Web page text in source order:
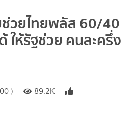
ช่วยไทยพลัส 60/40
ให้รัฐช่วย คนละครึ่ง
)
89.2K